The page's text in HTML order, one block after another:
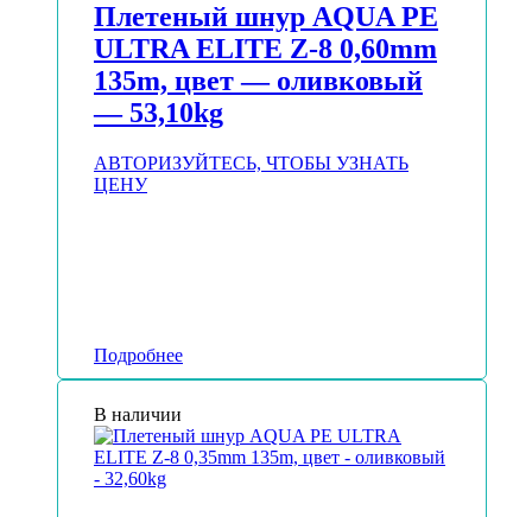
Плетеный шнур AQUA PE
ULTRA ELITE Z-8 0,60mm
135m, цвет — оливковый
— 53,10kg
АВТОРИЗУЙТЕСЬ, ЧТОБЫ УЗНАТЬ
ЦЕНУ
Подробнее
В наличии